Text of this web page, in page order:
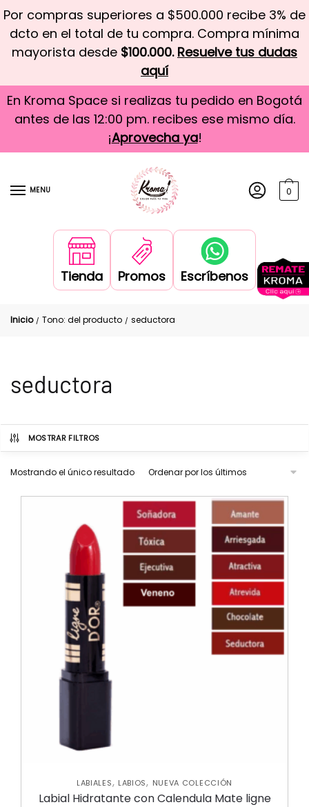
Por compras superiores a $500.000 recibe 3% de
dcto en el total de tu compra. Compra mínima
mayorista desde $100.000. Resuelve tus dudas
aquí
En Kroma Space si realizas tu pedido en Bogotá
antes de las 12:00 pm. recibes ese mismo día.
¡Aprovecha ya!
MENU 0
Tienda Promos Escríbenos
Inicio / Tono: del producto / seductora
seductora
MOSTRAR FILTROS
Mostrando el único resultado
LABIALES, LABIOS, NUEVA COLECCIÓN
Labial Hidratante con Calendula Mate ligne